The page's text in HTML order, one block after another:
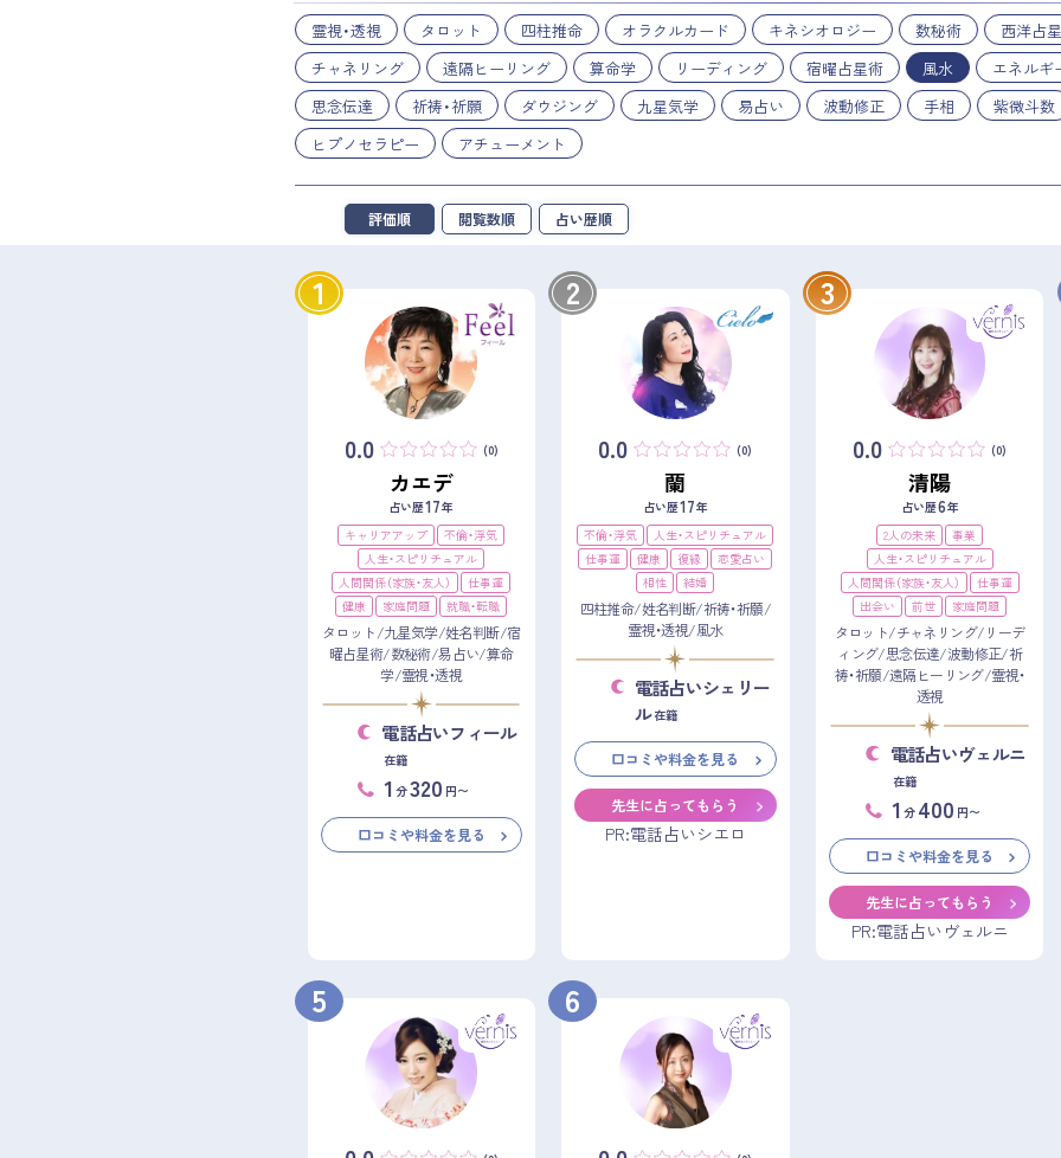
霊視・透視 タロット 四柱推命 オラクルカード キネシオロジー 数秘術 西洋占
チャネリング
遠隔ヒーリング 算命学 リーディング 宿曜占星術 風水 エネルギ
思念伝達
祈祷・祈願 ダウジング 九星気学 易占い 波動修正 手相 紫微斗数
ヒプノセラピー
アチューメント
評価順 閲覧数順 占い歴順
1
0.0 (0)
カエデ
占い歴17年
キャリアアップ
不倫・浮気
人生・スピリチュアル
人間関係（家族・友人）
仕事運
健康
家庭問題 就職・転職
タロット/九星気学/姓名判断/宿
曜占星術/数秘術/易占い/算命
学/霊視・透視
電話占いフィール
在籍
1 分320 円〜
口コミや料金を見る
2
0.0 (0)
蘭
占い歴17年
不倫・浮気
人生・スピリチュアル
仕事運
健康 復縁
恋愛占い
相性
結婚
四柱推命/姓名判断/祈祷・祈願/
霊視・透視/風水
電話占いシェリー
ル在籍
口コミや料金を見る
先生に占ってもらう
PR:電話占いシエロ
3
0.0 (0)
清陽
占い歴6年
2人の未来
事業
人生・スピリチュアル
人間関係（家族・友人）
仕事運
出会い
前世 家庭問題
タロット/チャネリング/リーデ
ィング/思念伝達/波動修正/祈
祷・祈願/遠隔ヒーリング/霊視・
透視
電話占いヴェルニ
在籍
1 分 400 円〜
口コミや料金を見る
先生に占ってもらう
PR:電話占いヴェルニ
5 6